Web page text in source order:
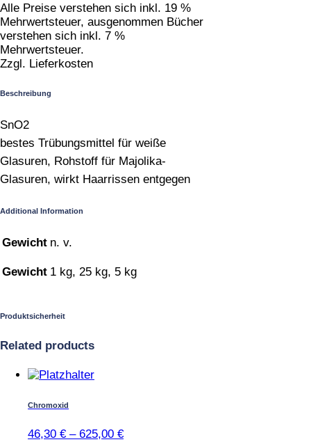
Alle Preise verstehen sich inkl. 19 %
Mehrwertsteuer, ausgenommen Bücher
verstehen sich inkl. 7 %
Mehrwertsteuer.
Zzgl. Lieferkosten
Beschreibung
SnO2
bestes Trübungsmittel für weiße
Glasuren, Rohstoff für Majolika-
Glasuren, wirkt Haarrissen entgegen
Additional Information
Gewicht n. v.
Gewicht 1 kg, 25 kg, 5 kg
Produktsicherheit
Related products
Dieses
Varianten
Chromoxid
46,30 € – 625,00 €